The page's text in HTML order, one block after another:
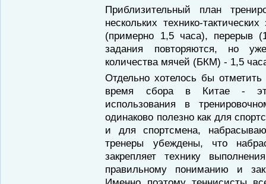
Приблизительный план
нескольких технико-
(примерно 1,5 часа), перерыв
задания повторяются, но
количества мячей (БКМ) - 1,5
Отдельно хотелось бы
время сбора в Китае - это
использования в
одинаково полезно как для
и для спортсмена,
тренеры убеждены, что
закрепляет технику
правильному пониманию и